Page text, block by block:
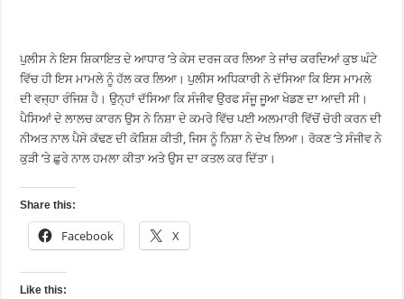
ਪੁਲੀਸ ਨੇ ਇਸ ਸ਼ਿਕਾਇਤ ਦੇ ਆਧਾਰ ’ਤੇ ਕੇਸ ਦਰਜ ਕਰ ਲਿਆ ਤੇ ਜਾਂਚ ਕਰਦਿਆਂ ਕੁਝ ਘੰਟੇ
ਵਿੱਚ ਹੀ ਇਸ ਮਾਮਲੇ ਨੂੰ ਹੱਲ ਕਰ ਲਿਆ। ਪੁਲੀਸ ਅਧਿਕਾਰੀ ਨੇ ਦੱਸਿਆ ਕਿ ਇਸ ਮਾਮਲੇ
ਦੀ ਵਜ੍ਹਾ ਰੰਜਿਸ਼ ਹੈ। ਉਨ੍ਹਾਂ ਦੱਸਿਆ ਕਿ ਸੰਜੀਵ ਉਰਫ ਸੰਜੂ ਜੂਆ ਖੇਡਣ ਦਾ ਆਦੀ ਸੀ।
ਪੈਸਿਆਂ ਦੇ ਲਾਲਚ ਕਾਰਨ ਉਸ ਨੇ ਨਿਸ਼ਾ ਦੇ ਕਮਰੇ ਵਿੱਚ ਪਈ ਅਲਮਾਰੀ ਵਿੱਚੋਂ ਚੋਰੀ ਕਰਨ ਦੀ
ਨੀਅਤ ਨਾਲ ਪੈਸੇ ਕੱਢਣ ਦੀ ਕੋਸ਼ਿਸ਼ ਕੀਤੀ, ਜਿਸ ਨੂੰ ਨਿਸ਼ਾ ਨੇ ਦੇਖ ਲਿਆ। ਰੋਕਣ ’ਤੇ ਸੰਜੀਵ ਨੇ
ਕੁੜੀ ’ਤੇ ਛੁਰੇ ਨਾਲ ਹਮਲਾ ਕੀਤਾ ਅਤੇ ਉਸ ਦਾ ਕਤਲ ਕਰ ਦਿੱਤਾ।
Share this:
Facebook X
Like this: